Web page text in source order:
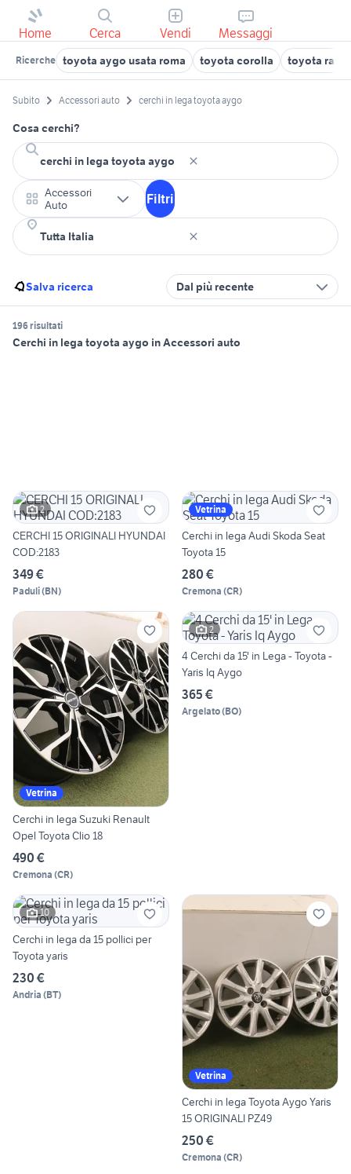
Home Cerca Vendi Messaggi
Ricerche toyota aygo usata roma toyota corolla toyota rav4
Subito Accessori auto cerchi in lega toyota aygo
Cosa cerchi?
Accessori
Auto
Filtri
Salva ricerca Dal più recente
196 risultati
Cerchi in lega toyota aygo in Accessori auto
2
CERCHI 15 ORIGINALI HYUNDAI
COD:2183
349 €
Paduli(BN)
Vetrina
Cerchi in lega Audi Skoda Seat
Toyota 15
280 €
Cremona (CR)
Vetrina
Cerchi in lega Suzuki Renault
Opel Toyota Clio 18
490 €
Cremona (CR)
2
4 Cerchi da 15' in Lega - Toyota -
Yaris Iq Aygo
365 €
Argelato(BO)
10
Cerchi in lega da 15 pollici per
Toyota yaris
230 €
Andria (BT)
Vetrina
Cerchi in lega Toyota Aygo Yaris
15 ORIGINALI PZ49
250 €
Cremona (CR)